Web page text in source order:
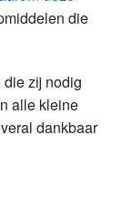
die
zij nodig
alle kleine
dankbaar